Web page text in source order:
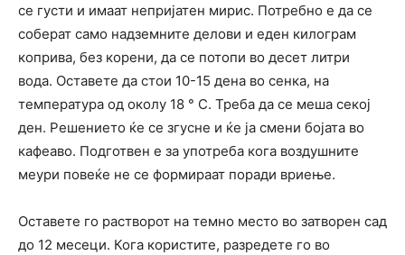
се густи и имаат непријатен мирис. Потребно е да се
соберат само надземните делови и еден килограм
коприва, без корени, да се потопи во десет литри
вода. Оставете да стои 10-15 дена во сенка, на
температура од околу 18 ° C. Треба да се меша секој
ден. Решението ќе се згусне и ќе ја смени бојата во
кафеаво. Подготвен е за употреба кога воздушните
меури повеќе не се формираат поради вриење.
Оставете го растворот на темно место во затворен сад
до 12 месеци. Кога користите, разредете го во